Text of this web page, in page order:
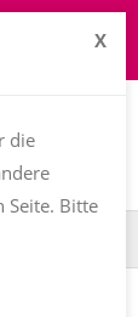
X
die
Seite. Bitte